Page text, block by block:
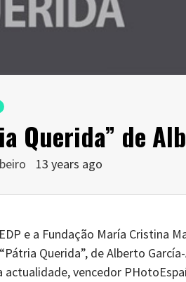
Querida” de
13 years ago
e a Fundação María Cristina
Querida”, de Alberto
actualidade, vencedor